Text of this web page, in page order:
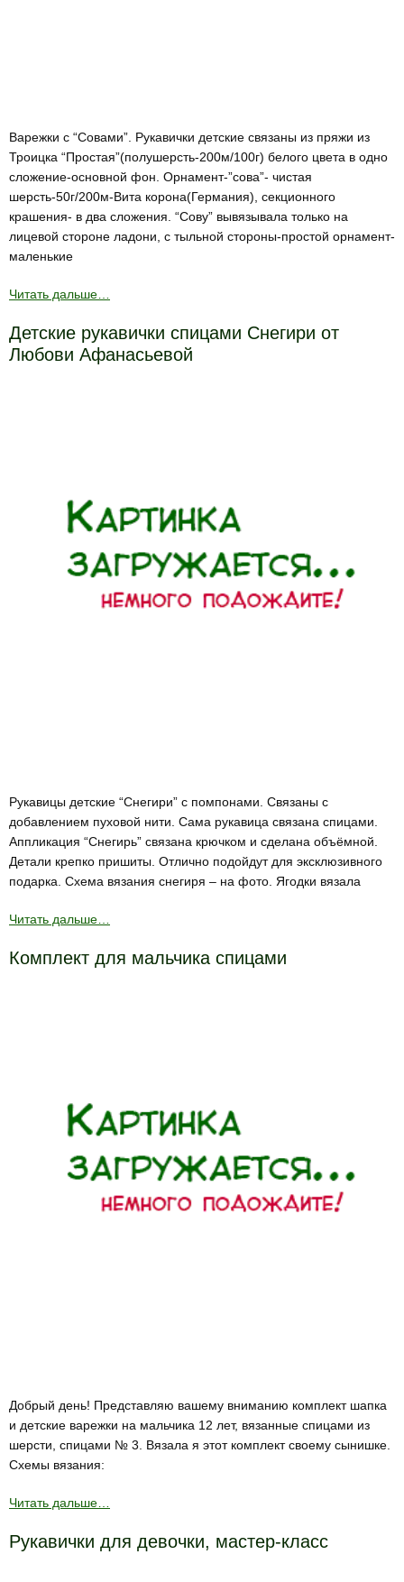
Варежки с “Совами”. Рукавички детские связаны из пряжи из
Троицка “Простая”(полушерсть-200м/100г) белого цвета в одно
сложение-основной фон. Орнамент-”сова”- чистая
шерсть-50г/200м-Вита корона(Германия), секционного
крашения- в два сложения. “Сову” вывязывала только на
лицевой стороне ладони, с тыльной стороны-простой орнамент-
маленькие
Читать дальше…
Детские рукавички спицами Снегири от
Любови Афанасьевой
Рукавицы детские “Снегири” с помпонами. Связаны с
добавлением пуховой нити. Сама рукавица связана спицами.
Аппликация “Снегирь” связана крючком и сделана объёмной.
Детали крепко пришиты. Отлично подойдут для эксклюзивного
подарка. Схема вязания снегиря – на фото. Ягодки вязала
Читать дальше…
Комплект для мальчика спицами
Добрый день! Представляю вашему вниманию комплект шапка
и детские варежки на мальчика 12 лет, вязанные спицами из
шерсти, спицами № 3. Вязала я этот комплект своему сынишке.
Схемы вязания:
Читать дальше…
Рукавички для девочки, мастер-класс